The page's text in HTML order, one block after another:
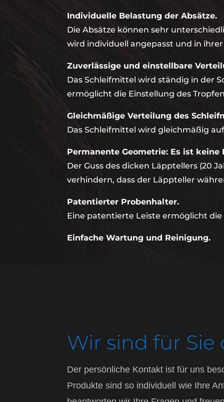
Individuelle Belastung der Absätze.
Die Absätze können sehr
wird individuell angepasst und in
Zuverlässige und einstellbare
Das Schleifmittel wird ständig in der
ermöglicht die Einstellung des
Gleichmäßige Verteilung des
Das Schleifmittel wird gleichmäßig
Permanente Geometrie: Es ist
Der Guss des dicken Läpptellers (20
verhindern, dass der Läppteller
Patentierter Probenhalter.
Eine patentierte Leiste ermöglicht
Einfache Wartung und Reinigung.
Wir sind für Sie
Der persönliche Kontakt ist für uns
Produkte sind so individuell wie Ihre